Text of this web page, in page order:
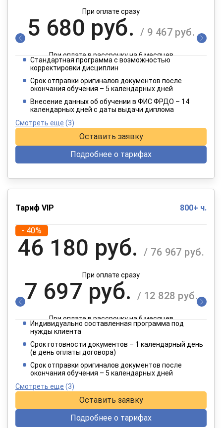
При оплате сразу
5 680 руб. / 9 467 руб.
При оплате в рассрочку на 6 месяцев
2 840 руб.
При оплате в рассрочку на 12 месяцев
Стандартная программа с возможностью
корректировки дисциплин
Срок отправки оригиналов документов после
окончания обучения – 5 календарных дней
Внесение данных об обучении в ФИС ФРДО – 14
календарных дней с даты выдачи диплома
Смотреть еще (3)
Оставить заявку
Подробнее о тарифах
Тариф VIP 800+ ч.
- 40%
46 180 руб. / 76 967 руб.
При оплате сразу
7 697 руб. / 12 828 руб.
При оплате в рассрочку на 6 месяцев
3 849 руб. / 6 414 руб.
При оплате в рассрочку на 12 месяцев
Индивидуально составленная программа под
нужды клиента
Срок готовности документов – 1 календарный день
(в день оплаты договора)
Срок отправки оригиналов документов после
окончания обучения – 5 календарных дней
Смотреть еще (3)
Оставить заявку
Подробнее о тарифах